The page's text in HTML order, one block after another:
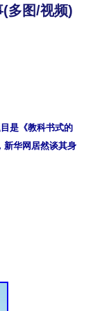
多图/视频)
是《教科书式的
新华网居然谈其身